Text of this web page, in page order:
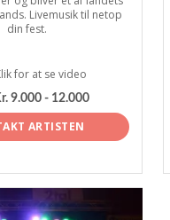
Livemusik til netop
din fest.
for at se video
9.000 - 12.000
ARTISTEN